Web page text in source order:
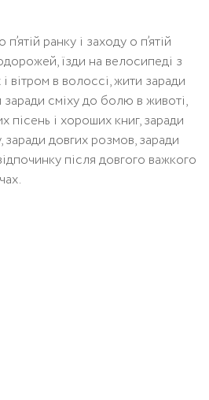
ранку і заходу о п’ятій
їзди на велосипеді з
вітром в волоссі, жити заради
сміху до болю в животі,
і хороших книг, заради
довгих розмов, заради
після довгого важкого